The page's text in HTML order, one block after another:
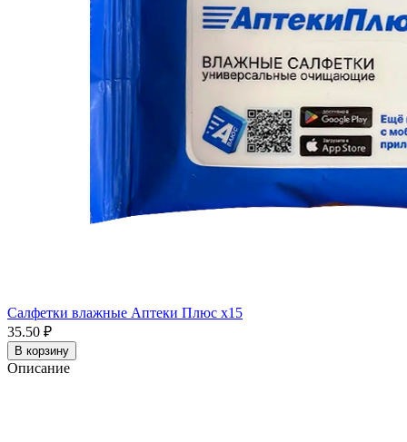
Салфетки влажные Аптеки Плюс x15
35.50 ₽
В корзину
Описание